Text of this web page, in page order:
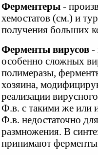
Ферментеры -
хемостатов (см.) и
получения больших
Ферменты вирусов -
особенно сложных
полимеразы,
хозяина,
реализации
Ф.в. с такими же или
Ф.в. недостаточно
размножения. В
принимают ферменты